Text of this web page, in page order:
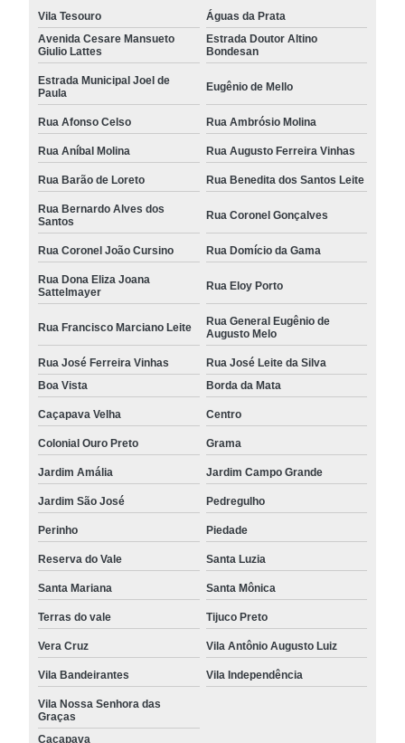
Vila Tesouro
Águas da Prata
Avenida Cesare Mansueto
Giulio Lattes
Estrada Doutor Altino
Bondesan
Estrada Municipal Joel de
Paula
Eugênio de Mello
Rua Afonso Celso Rua Ambrósio Molina
Rua Aníbal Molina Rua Augusto Ferreira Vinhas
Rua Barão de Loreto Rua Benedita dos Santos Leite
Rua Bernardo Alves dos
Santos
Rua Coronel Gonçalves
Rua Coronel João Cursino Rua Domício da Gama
Rua Dona Eliza Joana
Sattelmayer
Rua Eloy Porto
Rua Francisco Marciano Leite
Rua General Eugênio de
Augusto Melo
Rua José Ferreira Vinhas
Rua José Leite da Silva
Boa Vista
Borda da Mata
Caçapava Velha Centro
Colonial Ouro Preto Grama
Jardim Amália Jardim Campo Grande
Jardim São José Pedregulho
Perinho Piedade
Reserva do Vale Santa Luzia
Santa Mariana Santa Mônica
Terras do vale Tijuco Preto
Vera Cruz Vila Antônio Augusto Luiz
Vila Bandeirantes Vila Independência
Vila Nossa Senhora das
Graças
Caçapava